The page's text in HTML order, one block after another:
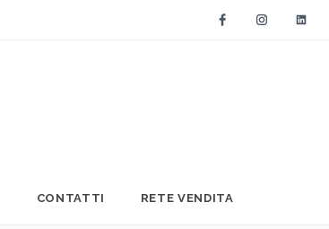
Facebook
CONTATTI RETE VENDITA